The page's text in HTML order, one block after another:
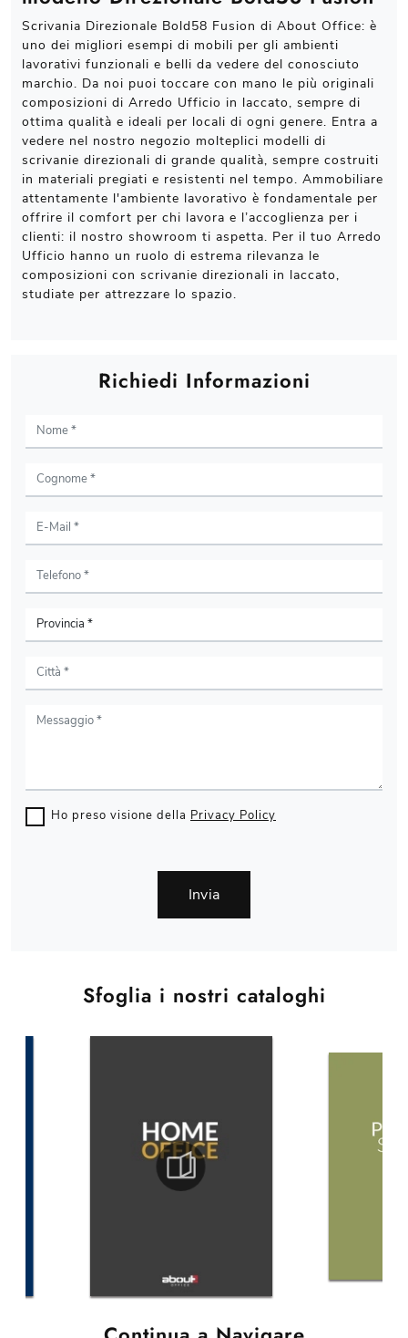
Scrivania Direzionale Bold58 Fusion di About Office: è
uno dei migliori esempi di mobili per gli ambienti
lavorativi funzionali e belli da vedere del conosciuto
marchio. Da noi puoi toccare con mano le più originali
composizioni di Arredo Ufficio in laccato, sempre di
ottima qualità e ideali per locali di ogni genere. Entra a
vedere nel nostro negozio molteplici modelli di
scrivanie direzionali di grande qualità, sempre costruiti
in materiali pregiati e resistenti nel tempo. Ammobiliare
attentamente l'ambiente lavorativo è fondamentale per
offrire il comfort per chi lavora e l’accoglienza per i
clienti: il nostro showroom ti aspetta. Per il tuo Arredo
Ufficio hanno un ruolo di estrema rilevanza le
composizioni con scrivanie direzionali in laccato,
studiate per attrezzare lo spazio.
Sfoglia i nostri cataloghi
Richiedi Informazioni
Ho preso visione della Privacy Policy
Invia